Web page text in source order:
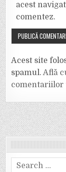
acest
comentez.
Acest site
spamul. Află
comentariilor
Search